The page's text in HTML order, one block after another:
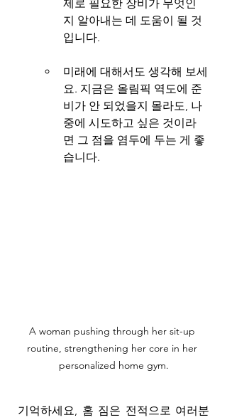
제로 필요한 장비가 무엇인
지 알아내는 데 도움이 될 것
입니다.
미래에 대해서도 생각해 보세
요. 지금은 올림픽 역도에 준
비가 안 되었을지 몰라도, 나
중에 시도하고 싶은 것이라
면 그 점을 염두에 두는 게 좋
습니다.
A woman pushing through her sit-up
routine, strengthening her core in her
personalized home gym.
기억하세요, 홈 짐은 전적으로 여러분